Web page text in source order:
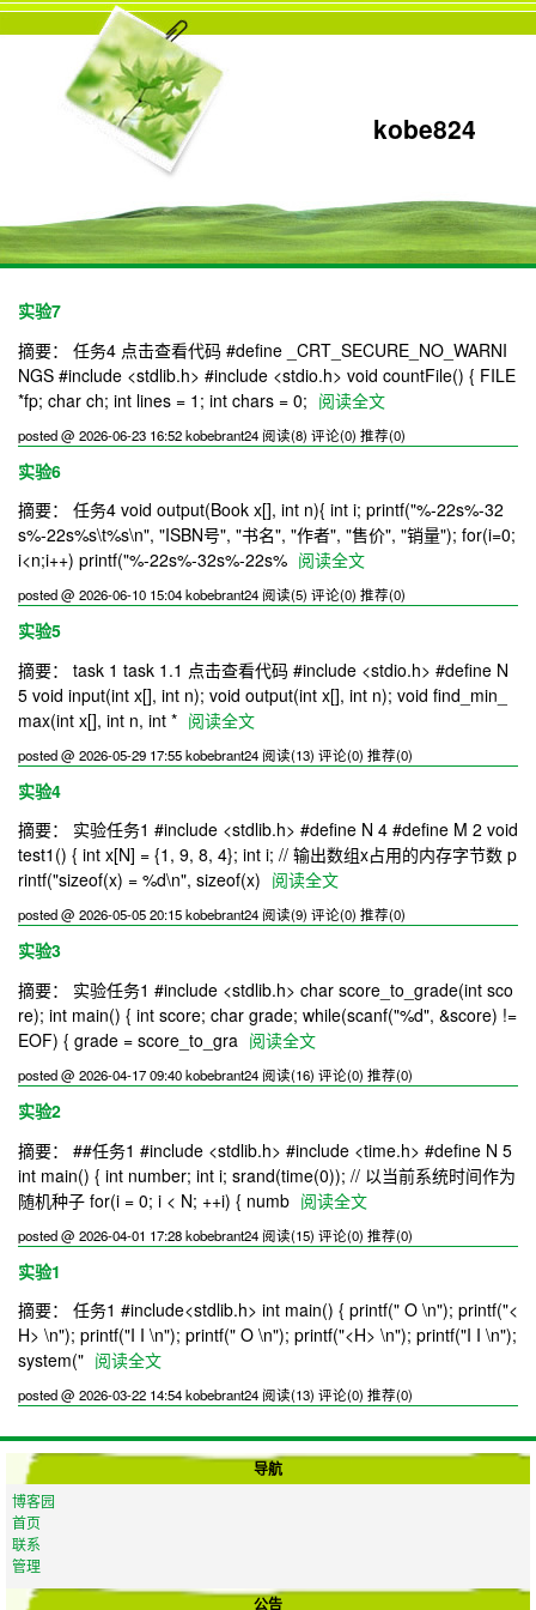
kobe824
导航
博客园
首页
联系
管理
公告
实验7
摘要： 任务4 点击查看代码 #define _CRT_SECURE_NO_WARNI
NGS #include <stdlib.h> #include <stdio.h> void countFile() { FILE
*fp; char ch; int lines = 1; int chars = 0; 阅读全文
posted @ 2026-06-23 16:52 kobebrant24 阅读(8) 评论(0) 推荐(0)
实验6
摘要： 任务4 void output(Book x[], int n){ int i; printf("%-22s%-32
s%-22s%s\t%s\n", "ISBN号", "书名", "作者", "售价", "销量"); for(i=0;
i<n;i++) printf("%-22s%-32s%-22s% 阅读全文
posted @ 2026-06-10 15:04 kobebrant24 阅读(5) 评论(0) 推荐(0)
实验5
摘要： task 1 task 1.1 点击查看代码 #include <stdio.h> #define N
5 void input(int x[], int n); void output(int x[], int n); void find_min_
max(int x[], int n, int * 阅读全文
posted @ 2026-05-29 17:55 kobebrant24 阅读(13) 评论(0) 推荐(0)
实验4
摘要： 实验任务1 #include <stdlib.h> #define N 4 #define M 2 void
test1() { int x[N] = {1, 9, 8, 4}; int i; // 输出数组x占用的内存字节数 p
rintf("sizeof(x) = %d\n", sizeof(x) 阅读全文
posted @ 2026-05-05 20:15 kobebrant24 阅读(9) 评论(0) 推荐(0)
实验3
摘要： 实验任务1 #include <stdlib.h> char score_to_grade(int sco
re); int main() { int score; char grade; while(scanf("%d", &score) !=
EOF) { grade = score_to_gra 阅读全文
posted @ 2026-04-17 09:40 kobebrant24 阅读(16) 评论(0) 推荐(0)
实验2
摘要： ##任务1 #include <stdlib.h> #include <time.h> #define N 5
int main() { int number; int i; srand(time(0)); // 以当前系统时间作为
随机种子 for(i = 0; i < N; ++i) { numb 阅读全文
posted @ 2026-04-01 17:28 kobebrant24 阅读(15) 评论(0) 推荐(0)
实验1
摘要： 任务1 #include<stdlib.h> int main() { printf(" O \n"); printf("<
H> \n"); printf("I I \n"); printf(" O \n"); printf("<H> \n"); printf("I I \n");
system(" 阅读全文
posted @ 2026-03-22 14:54 kobebrant24 阅读(13) 评论(0) 推荐(0)